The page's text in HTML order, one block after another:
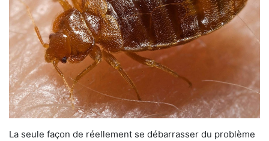
La seule façon de réellement se débarrasser du problème